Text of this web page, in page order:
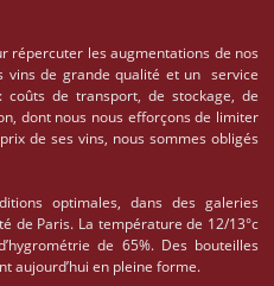
répercuter les augmentations de nos
vins de grande qualité et un service
de transport, de stockage, de
dont nous nous efforçons de limiter
de ses vins, nous sommes obligés
optimales, dans des galeries
de Paris. La température de 12/13°c
de 65%. Des bouteilles
aujourd’hui en pleine forme.